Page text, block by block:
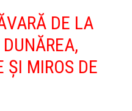
DE LA
ȘI MIROS DE